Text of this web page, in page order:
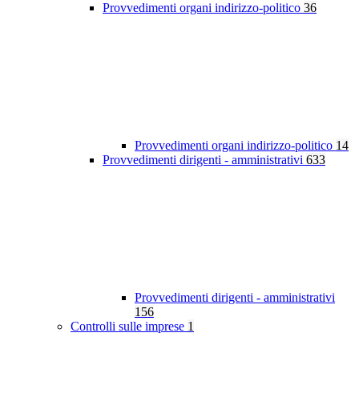
Provvedimenti organi indirizzo-politico 36
Provvedimenti organi indirizzo-politico 14
Provvedimenti dirigenti - amministrativi 633
Provvedimenti dirigenti - amministrativi
156
Controlli sulle imprese 1